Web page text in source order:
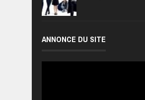
ANNONCE DU SITE